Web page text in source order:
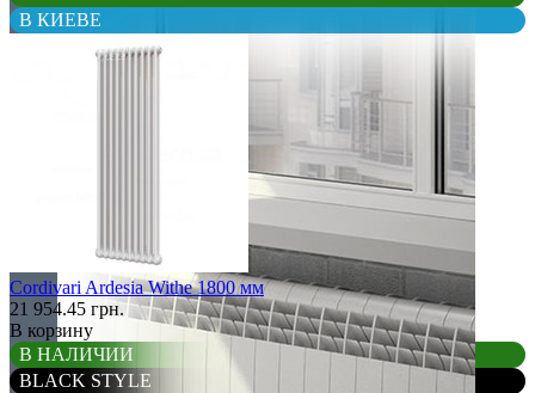
В КИЕВЕ
Cordivari Ardesia Withe 1800 мм
21 954.45 грн.
В корзину
В НАЛИЧИИ
BLACK STYLE